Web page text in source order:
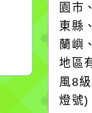
園市
東縣
蘭嶼
地區
風8
燈號